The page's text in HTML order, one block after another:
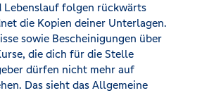
Lebenslauf folgen rückwärts
die Kopien deiner Unterlagen.
sowie Bescheinigungen über
die dich für die Stelle
dürfen nicht mehr auf
Das sieht das Allgemeine